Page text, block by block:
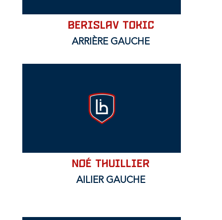
Berislav TOKIC
ARRIÈRE GAUCHE
Noé THUILLIER
AILIER GAUCHE